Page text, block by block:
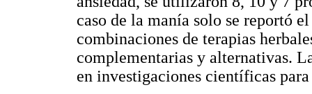
caso de la manía solo se reportó
combinaciones de terapias
complementarias y alternativas.
en investigaciones científicas